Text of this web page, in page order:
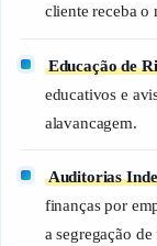
cliente receba o
Educação de
educativos e
alavancagem.
Auditorias
finanças por
a segregação